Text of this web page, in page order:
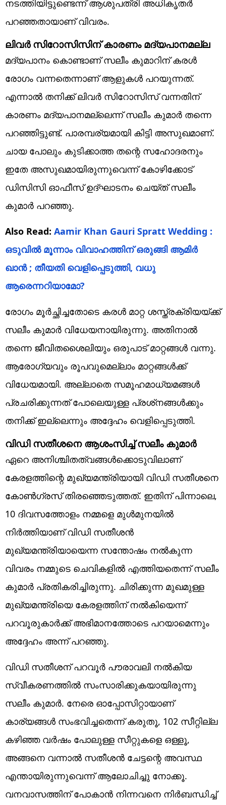
നടത്തിയിട്ടുണ്ടെന്ന് ആശുപത്രി അധികൃതര്‍
പറഞ്ഞതായാണ് വിവരം.
ലിവര്‍ സിറോസിസിന് കാരണം മദ്യപാനമല്ല
മദ്യപാനം കൊണ്ടാണ് സലീം കുമാറിന് കരള്‍
രോഗം വന്നതെന്നാണ് ആളുകള്‍ പറയുന്നത്.
എന്നാല്‍ തനിക്ക് ലിവര്‍ സിറോസിസ് വന്നതിന്
കാരണം മദ്യപാനമല്ലെന്ന് സലീം കുമാര്‍ തന്നെ
പറഞ്ഞിട്ടുണ്ട്. പാരമ്പര്യമായി കിട്ടി അസുഖമാണ്.
ചായ പോലും കുടിക്കാത്ത തന്റെ സഹോദരനും
ഇതേ അസുഖമായിരുന്നുവെന്ന് കോഴിക്കോട്
ഡിസിസി ഓഫീസ് ഉദ്ഘാടനം ചെയ്ത് സലീം
കുമാര്‍ പറഞ്ഞു.
Also Read: Aamir Khan Gauri Spratt Wedding :
ഒടുവിൽ മൂന്നാം വിവാഹത്തിന് ഒരുങ്ങി ആമിര്‍
ഖാൻ ; തീയതി വെളിപ്പെടുത്തി, വധു
ആരെന്നറിയാമോ?
രോഗം മൂര്‍ച്ഛിച്ചതോടെ കരള്‍ മാറ്റ ശസ്ത്രക്രിയയ്ക്ക്
സലീം കുമാര്‍ വിധേയനായിരുന്നു. അതിനാല്‍
തന്നെ ജീവിതശൈലിയും ഒരുപാട് മാറ്റങ്ങള്‍ വന്നു.
ആരോഗ്യവും രൂപവുമെല്ലാം മാറ്റങ്ങള്‍ക്ക്
വിധേയമായി. അല്ലാതെ സമൂഹമാധ്യമങ്ങള്‍
പ്രചരിക്കുന്നത് പോലെയുള്ള പ്രശ്‌നങ്ങള്‍ക്കും
തനിക്ക് ഇല്ലെന്നും അദ്ദേഹം വെളിപ്പെടുത്തി.
വിഡി സതീശനെ ആശംസിച്ച് സലീം കുമാര്‍
ഏറെ അനിശ്ചിതത്വങ്ങള്‍ക്കൊടുവിലാണ്
കേരളത്തിന്റെ മുഖ്യമന്ത്രിയായി വിഡി സതീശനെ
കോണ്‍ഗ്രസ് തിരഞ്ഞെടുത്തത്. ഇതിന് പിന്നാലെ,
10 ദിവസത്തോളം നമ്മളെ മുള്‍മുനയില്‍
നിര്‍ത്തിയാണ് വിഡി സതീശന്‍
മുഖ്യമന്ത്രിയായെന്ന സന്തോഷം നല്‍കുന്ന
വിവരം നമ്മുടെ ചെവികളില്‍ എത്തിയതെന്ന് സലീം
കുമാര്‍ പ്രതികരിച്ചിരുന്നു. ചിരിക്കുന്ന മുഖമുള്ള
മുഖ്യമന്ത്രിയെ കേരളത്തിന് നല്‍കിയെന്ന്
പറവൂരുകാര്‍ക്ക് അഭിമാനത്തോടെ പറയാമെന്നും
അദ്ദേഹം അന്ന് പറഞ്ഞു.
വിഡി സതീശന് പറവൂര്‍ പൗരാവലി നല്‍കിയ
സ്വീകരണത്തില്‍ സംസാരിക്കുകയായിരുന്നു
സലീം കുമാര്‍. നേരെ ഓപ്പോസിറ്റായാണ്
കാര്യങ്ങള്‍ സംഭവിച്ചതെന്ന് കരുതൂ, 102 സീറ്റില്ല
കഴിഞ്ഞ വര്‍ഷം പോലുള്ള സീറ്റുകളെ ഒള്ളൂ,
അങ്ങനെ വന്നാല്‍ സതീശന്‍ ചേട്ടന്റെ അവസ്ഥ
എന്തായിരുന്നുവെന്ന് ആലോചിച്ചു നോക്കൂ.
വനവാസത്തിന് പോകാന്‍ നിന്നവനെ നിര്‍ബന്ധിച്ച്